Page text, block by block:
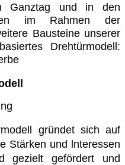
Ganztag und in den
im Rahmen der
Bausteine unserer
Drehtürmodell:
gründet sich auf
Stärken und lnteressen
gezielt gefördert und